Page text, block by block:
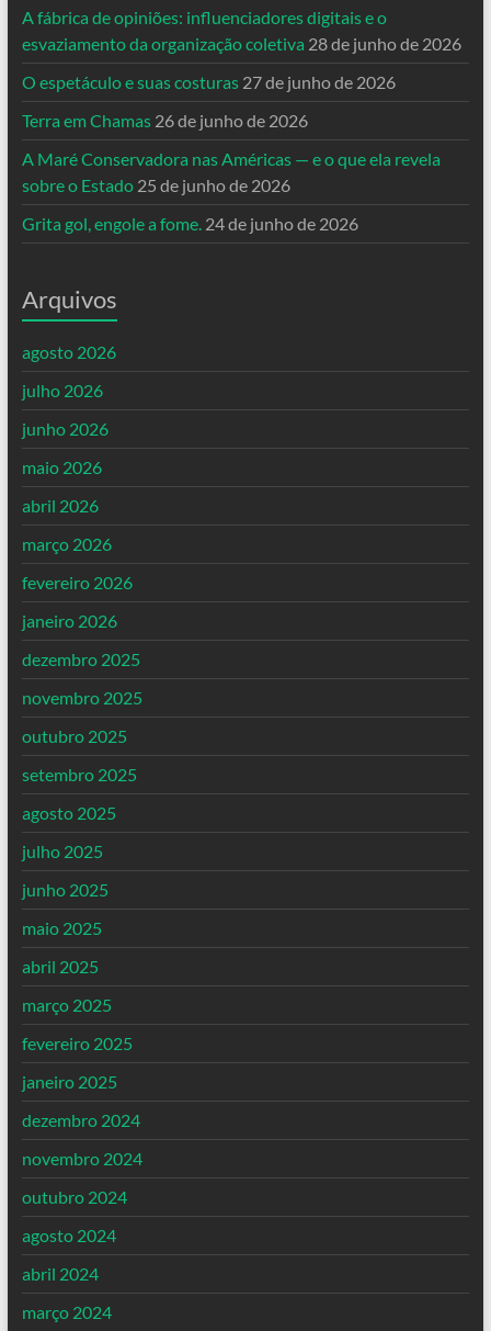
A fábrica de opiniões: influenciadores digitais e o
esvaziamento da organização coletiva 28 de junho de 2026
O espetáculo e suas costuras 27 de junho de 2026
Terra em Chamas 26 de junho de 2026
A Maré Conservadora nas Américas — e o que ela revela
sobre o Estado 25 de junho de 2026
Grita gol, engole a fome. 24 de junho de 2026
Arquivos
agosto 2026
julho 2026
junho 2026
maio 2026
abril 2026
março 2026
fevereiro 2026
janeiro 2026
dezembro 2025
novembro 2025
outubro 2025
setembro 2025
agosto 2025
julho 2025
junho 2025
maio 2025
abril 2025
março 2025
fevereiro 2025
janeiro 2025
dezembro 2024
novembro 2024
outubro 2024
agosto 2024
abril 2024
março 2024